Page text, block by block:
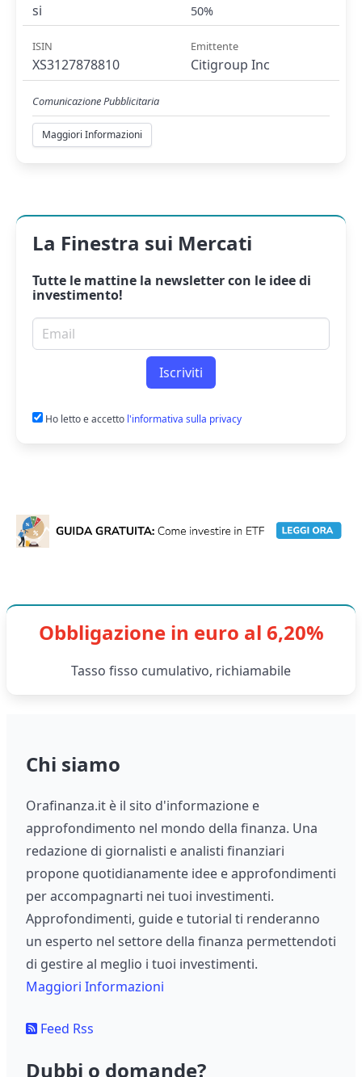
si 50%
ISIN
XS3127878810
Emittente
Citigroup Inc
Comunicazione Pubblicitaria
Maggiori Informazioni
La Finestra sui Mercati
Tutte le mattine la newslettercon le idee di
investimento!
Email per newsletter
Iscriviti
Ho letto e accetto l'informativa sulla privacy
Obbligazione in euro al 6,20%
Tasso fisso cumulativo, richiamabile
Chi siamo
Orafinanza.it è il sito d'informazione e
approfondimento nel mondo della finanza. Una
redazione di giornalisti e analisti finanziari
propone quotidianamente idee e approfondimenti
per accompagnarti nei tuoi investimenti.
Approfondimenti, guide e tutorial ti renderanno
un esperto nel settore della finanza permettendoti
di gestire al meglio i tuoi investimenti.
Maggiori Informazioni
Feed Rss
Dubbi o domande?